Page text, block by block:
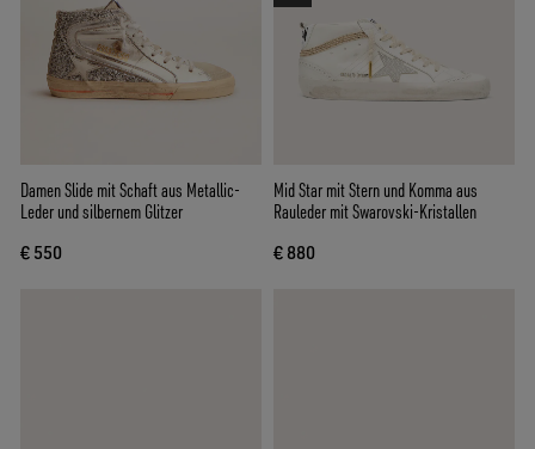
Damen Slide mit Schaft aus Metallic-
Leder und silbernem Glitzer
€ 550
Mid Star mit Stern und Komma aus
Rauleder mit Swarovski-Kristallen
€ 880